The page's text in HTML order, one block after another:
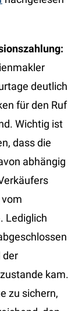
deutlich
für den Ruf
Wichtig ist
dass die
abhängig
Lediglich
der
kam.
zu sichern,